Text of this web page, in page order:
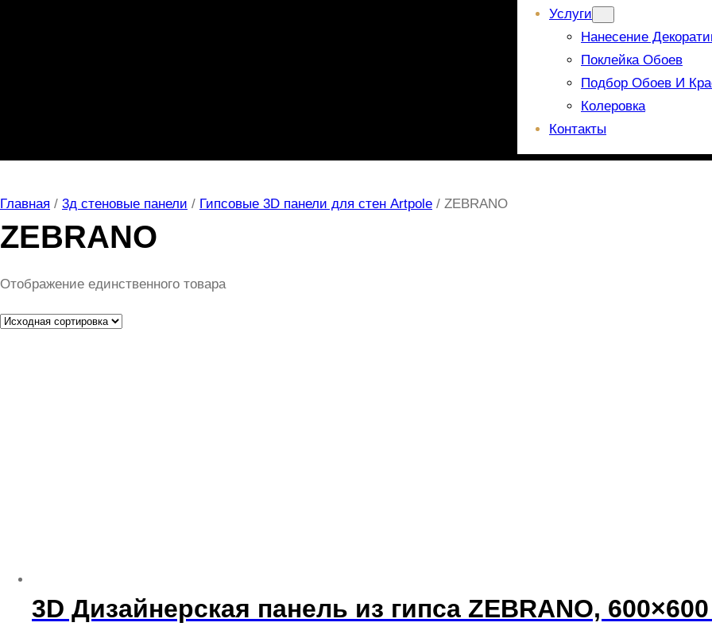
Услуги
Нанесение
Поклейка Обоев
Подбор Обоев И
Колеровка
Контакты
Главная / 3д стеновые панели / Гипсовые 3D панели для стен Artpole / ZEBRANO
ZEBRANO
Отображение единственного товара
3D Дизайнерская панель из гипса ZEBRANO,